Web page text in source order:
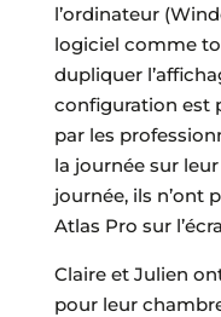
l’ordinateur
logiciel comme
dupliquer
configuration est
par les
la journée sur
journée, ils n’ont
Atlas Pro sur
Claire et Julien
pour leur